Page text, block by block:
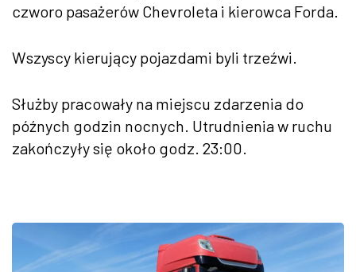
czworo pasażerów Chevroleta i kierowca Forda.
Wszyscy kierujący pojazdami byli trzeźwi.
Służby pracowały na miejscu zdarzenia do
późnych godzin nocnych. Utrudnienia w ruchu
zakończyły się około godz. 23:00.